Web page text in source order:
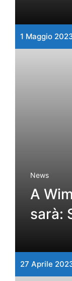
1 Maggio
News
A
sarà:
27 Aprile